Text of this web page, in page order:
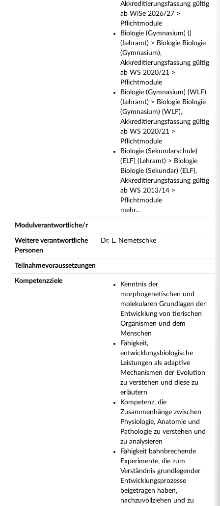
Akkreditierungsfassung gültig
ab WiSe 2026/27 >
Pflichtmodule
Biologie (Gymnasium) ()
(Lehramt) > Biologie Biologie
(Gymnasium),
Akkreditierungsfassung gültig
ab WS 2020/21 >
Pflichtmodule
Biologie (Gymnasium) (WLF)
(Lehramt) > Biologie Biologie
(Gymnasium) (WLF),
Akkreditierungsfassung gültig
ab WS 2020/21 >
Pflichtmodule
Biologie (Sekundarschule)
(ELF) (Lehramt) > Biologie
Biologie (Sekundar) (ELF),
Akkreditierungsfassung gültig
ab WS 2013/14 >
Pflichtmodule
mehr...
Modulverantwortliche/r
Weitere verantwortliche
Personen
Dr. L. Nemetschke
Teilnahmevoraussetzungen
Kompetenzziele
Kenntnis der
morphogenetischen und
molekularen Grundlagen der
Entwicklung von tierischen
Organismen und dem
Menschen
Fähigkeit,
entwicklungsbiologische
Leistungen als adaptive
Mechanismen der Evolution
zu verstehen und diese zu
erläutern
Kompetenz, die
Zusammenhänge zwischen
Physiologie, Anatomie und
Pathologie zu verstehen und
zu analysieren
Fähigkeit bahnbrechende
Experimente, die zum
Verständnis grundlegender
Entwicklungsprozesse
beigetragen haben,
nachzuvollziehen und zu